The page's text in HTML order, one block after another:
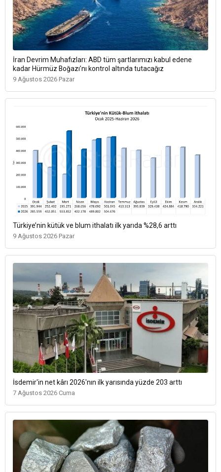
İran Devrim Muhafızları: ABD tüm şartlarımızı kabul edene
kadar Hürmüz Boğazı’nı kontrol altında tutacağız
9 Ağustos 2026 Pazar
Türkiye’nin kütük ve blum ithalatı ilk yarıda %28,6 arttı
9 Ağustos 2026 Pazar
İsdemir'in net kârı 2026'nın ilk yarısında yüzde 203 arttı
7 Ağustos 2026 Cuma